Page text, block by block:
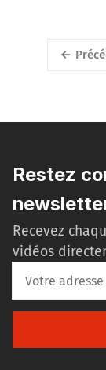
Restez
Recevez
vidéos